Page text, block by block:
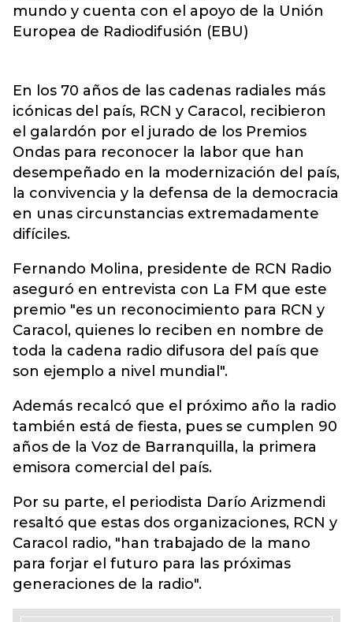
mundo y cuenta con el apoyo de la Unión
Europea de Radiodifusión (EBU)
En los 70 años de las cadenas radiales más
icónicas del país, RCN y Caracol, recibieron
el galardón por el jurado de los Premios
Ondas para reconocer la labor que han
desempeñado en la modernización del país,
la convivencia y la defensa de la democracia
en unas circunstancias extremadamente
difíciles.
Fernando Molina, presidente de RCN Radio
aseguró en entrevista con La FM que este
premio "es un reconocimiento para RCN y
Caracol, quienes lo reciben en nombre de
toda la cadena radio difusora del país que
son ejemplo a nivel mundial".
Además recalcó que el próximo año la radio
también está de fiesta, pues se cumplen 90
años de la Voz de Barranquilla, la primera
emisora comercial del país.
Por su parte, el periodista Darío Arizmendi
resaltó que estas dos organizaciones, RCN y
Caracol radio, "han trabajado de la mano
para forjar el futuro para las próximas
generaciones de la radio".